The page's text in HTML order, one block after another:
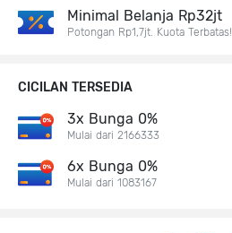
Minimal Belanja Rp32jt
Potongan Rp1,7jt. Kuota Terbatas!
CICILAN TERSEDIA
3x Bunga 0%
Mulai dari 2166333
6x Bunga 0%
Mulai dari 1083167